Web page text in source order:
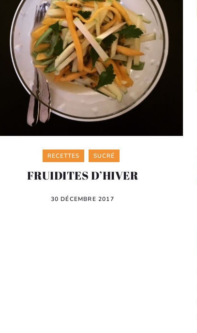
Categories
RECETTES SUCRÉ
FRUIDITES D’HIVER
30 DÉCEMBRE 2017